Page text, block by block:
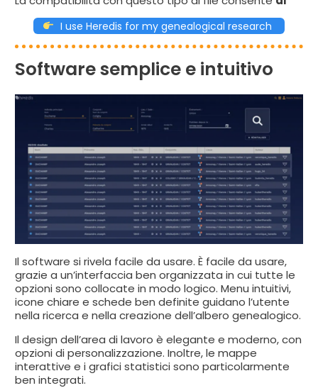
I use Heredis for my genealogical research
Software semplice e intuitivo
Il software si rivela facile da usare. È facile da usare,
grazie a un’interfaccia ben organizzata in cui tutte le
opzioni sono collocate in modo logico. Menu intuitivi,
icone chiare e schede ben definite guidano l’utente
nella ricerca e nella creazione dell’albero genealogico.
Il design dell’area di lavoro è elegante e moderno, con
opzioni di personalizzazione. Inoltre, le mappe
interattive e i grafici statistici sono particolarmente
ben integrati.